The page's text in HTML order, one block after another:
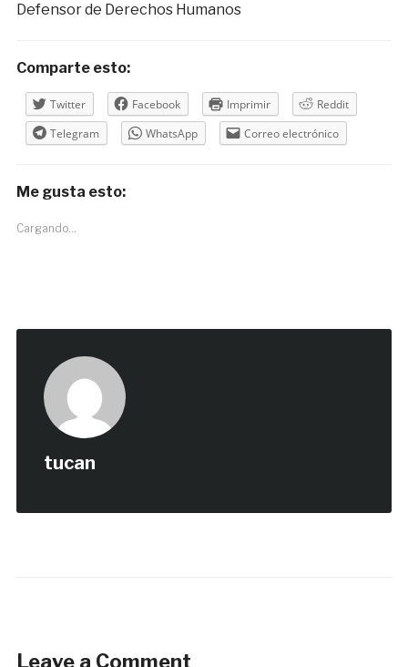
Defensor de Derechos Humanos
Comparte esto:
Twitter Facebook Imprimir
Reddit
Telegram
WhatsApp Correo electrónico
Me gusta esto:
Cargando...
tucan
Leave a Comment